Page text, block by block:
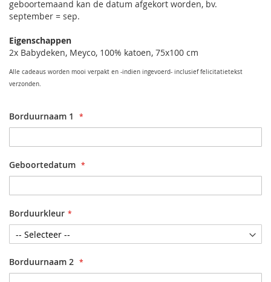
geboortemaand kan de datum afgekort worden, bv.
september = sep.
Eigenschappen
2x Babydeken, Meyco, 100% katoen, 75x100 cm
Alle cadeaus worden mooi verpakt en -indien ingevoerd- inclusief felicitatietekst
verzonden.
Borduurnaam 1
Geboortedatum
Borduurkleur
Borduurnaam 2